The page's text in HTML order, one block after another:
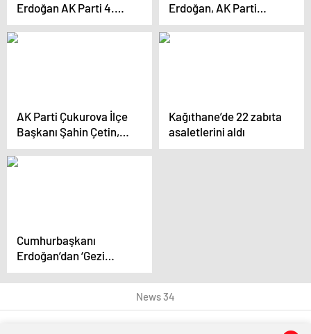
Erdoğan AK Parti 4.
Olağanüstü Büyük
Kongresi’nde konuştu
Erdoğan, AK Parti
Genel Merkezi’ne geldi
AK Parti Çukurova İlçe
Başkanı Şahin Çetin,
istifa edip milletvekili
aday adayı oldu
Kağıthane’de 22 zabıta
asaletlerini aldı
Cumhurbaşkanı
Erdoğan’dan ‘Gezi
Parkı’ kararına ilk
yorum
News 34